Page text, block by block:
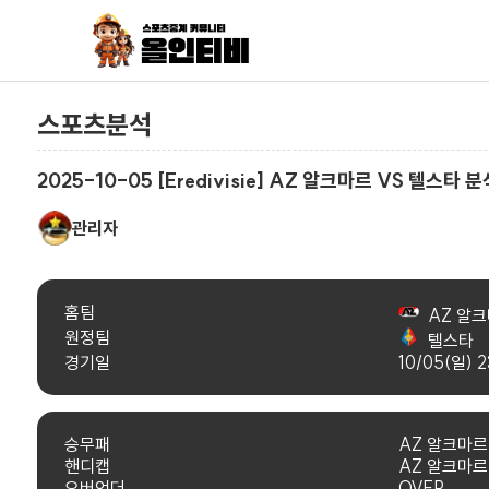
스포츠분석
2025-10-05 [Eredivisie] AZ 알크마르 VS 텔스타 분
관리자
홈팀
AZ 알크
원정팀
텔스타
경기일
10/05(일)
승무패 AZ 알크마르
핸디캡
AZ 알크마르